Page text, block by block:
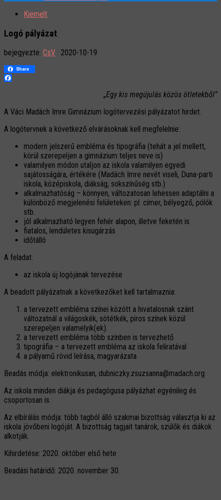
Kiemelt
Logó pályázat
bejegyezte: CsV · 2020-10-19
Share
„Egy kis megújulás közös ötletekből”
A Váci Madách Imre Gimnázium logótervezési pályázatot hirdet.
A logótervnek a következő elvárásoknak kell megfelelnie:
modern jelszerű embléma és tipográfia (tehát a jel mellett,
körül szerepeljen a gimnázium teljes neve is)
valamilyen módon utaljon az iskola valamilyen egyedi
sajátosságára, értékére (Madách Imre nevét viseli, Duna-parti
iskola, középiskola, diákság, sokszínűség stb.)
alkalmazhatóság – könnyen, változatosan lehessen adaptálni a
különböző megjelenési felületeken: pl. címer, bélyegző, pólók
stb.
jól alkalmazható legyen fehér alapon, illetve feketén is
fiatalos, lendületes kisugárzás
időtálló
A feladat:
az iskola új logójának tervezése
A beadott pályázatnak a következőket kell tartalmaznia:
a tervezett embléma színei között a hivatalosnak szánt
változatnál a világoskék, sötétkék, piros színek közül
szerepeljen valamelyik(ek).
a tervezett embléma több színben is tervezhető
tipográfia – a tervezett embléma az iskola feliratával
a pályamű rövid leírása, magyarázata
Beadás módja: elektronikusan, dubniczky.zsuzsanna@madach.org
Az iskola minden diákja és pedagógusa pályázhat egyénileg és
csoportosan is.
Az elbírálás módja: több tagból álló szakmai bizottság választja ki az
iskola jövőbeni logóját. A bizottság tagjait tanárok, szülők és diákok
alkotják.
Kihirdetése: 2020. október első hete
Beadási határidő: 2020. november 30.